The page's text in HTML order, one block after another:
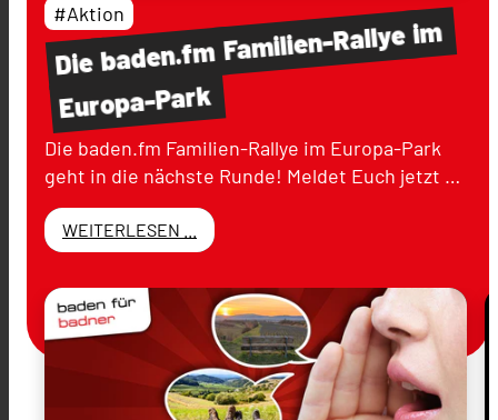
Diebaden.fmFamilien-Rallyeim
Europa-Park
#Aktion
Die baden.fm Familien-Rallye im Europa-Park
geht in die nächste Runde! Meldet Euch jetzt …
WEITERLESEN ...